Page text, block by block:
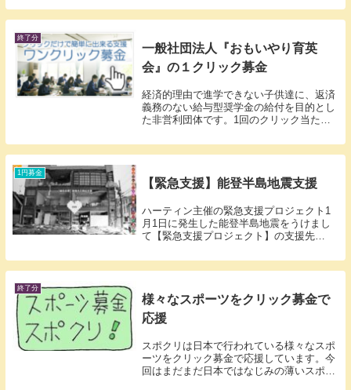
終了分
一般社団法人『おもいやり育英
会』の１クリック募金
経済的理由で進学できない子供達に、返済
義務のない給与型奨学金の給付を目的とし
た非営利団体です。1回のクリック当た
1円募金
【緊急支援】能登半島地震支援
ハーティン主催の緊急支援プロジェクト1
月1日に発生した能登半島地震をうけまし
て【緊急支援プロジェクト】の支援先
地震" へと変更されました。2024.1.1～継
続中【緊急支援】能登半島地震支援Twee...
終了分
様々なスポーツをクリック募金で
応援
スポクリは日本で行われている様々なスポ
ーツをクリック募金で応援しています。今
回はまだまだ日本ではなじみの薄いスポー